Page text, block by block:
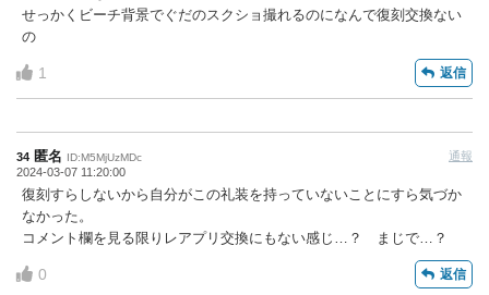
せっかくビーチ背景でぐだのスクショ撮れるのになんで復刻交換ない
の
1 返信
34 匿名 ID:M5MjUzMDc
2024-03-07 11:20:00
通報
復刻すらしないから自分がこの礼装を持っていないことにすら気づか
なかった。
コメント欄を見る限りレアプリ交換にもない感じ…？ まじで…？
0 返信